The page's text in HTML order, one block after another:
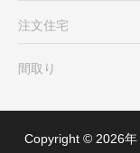
注文住宅
間取り
Copyright © 2026年